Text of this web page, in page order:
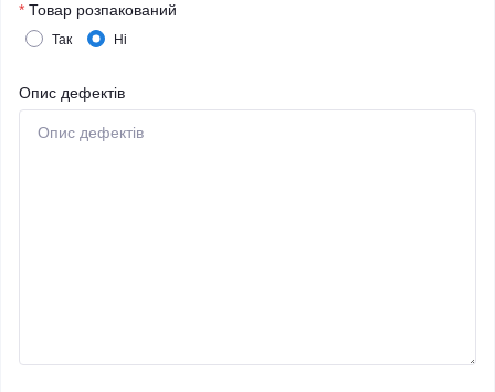
* Товар розпакований
Так Ні
Опис дефектів